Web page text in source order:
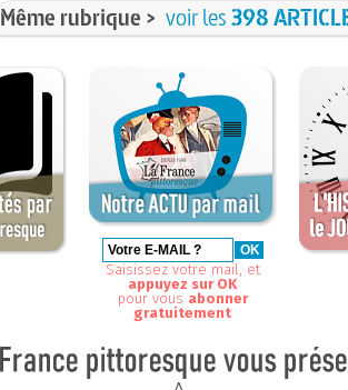
Même rubrique > voir les398
Saisissez votre mail, et
appuyez sur OK
pour vous abonner
gratuitement